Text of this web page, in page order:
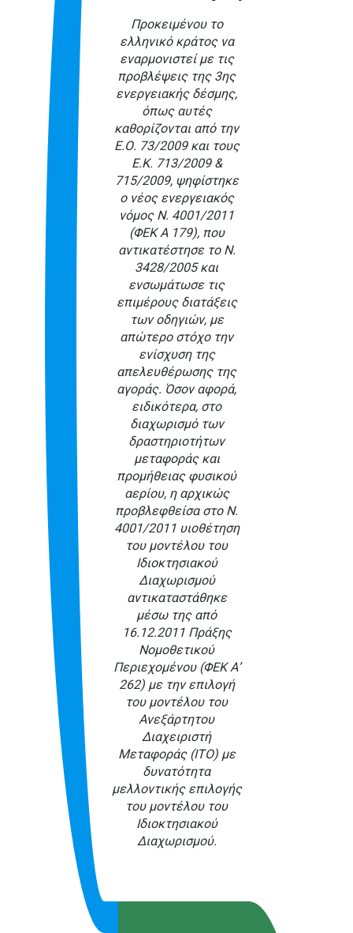
Προκειμένου το
ελληνικό κράτος να
εναρμονιστεί με τις
προβλέψεις της 3ης
ενεργειακής δέσμης,
όπως αυτές
καθορίζονται από την
Ε.Ο. 73/2009 και τους
Ε.Κ. 713/2009 &
715/2009, ψηφίστηκε
ο νέος ενεργειακός
νόμος Ν. 4001/2011
(ΦΕΚ Α 179), που
αντικατέστησε το Ν.
3428/2005 και
ενσωμάτωσε τις
επιμέρους διατάξεις
των οδηγιών, με
απώτερο στόχο την
ενίσχυση της
απελευθέρωσης της
αγοράς. Όσον αφορά,
ειδικότερα, στο
διαχωρισμό των
δραστηριοτήτων
μεταφοράς και
προμήθειας φυσικού
αερίου, η αρχικώς
προβλεφθείσα στο Ν.
4001/2011 υιοθέτηση
του μοντέλου του
Ιδιοκτησιακού
Διαχωρισμού
αντικαταστάθηκε
μέσω της από
16.12.2011 Πράξης
Νομοθετικού
Περιεχομένου (ΦΕΚ Α’
262) με την επιλογή
του μοντέλου του
Ανεξάρτητου
Διαχειριστή
Μεταφοράς (ΙΤΟ) με
δυνατότητα
μελλοντικής επιλογής
του μοντέλου του
Ιδιοκτησιακού
Διαχωρισμού.